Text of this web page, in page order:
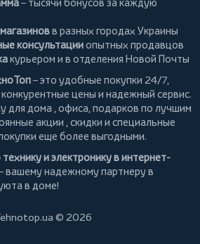
в разных городах Украины
консультацииопытных продавцов
курьером и в отделения Новой Почты
– это удобные покупки 24/7,
цены и надежный сервис.
для дома , офиса, подарков по лучшим
акции , скидки и специальные
еще более выгодными.
и электронику в интернет-
вашему надежному партнеру в
в доме!
© 2026